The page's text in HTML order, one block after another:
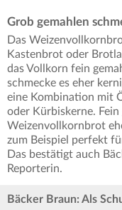
Grob gemahlen
Das
Kastenbrot oder
das Vollkorn fein
schmecke es eher
eine Kombination mit
oder Kürbiskerne. Fein
Weizenvollkornbrot
zum Beispiel perfekt
Das bestätigt auch
Reporterin.
Bäcker Braun: Als